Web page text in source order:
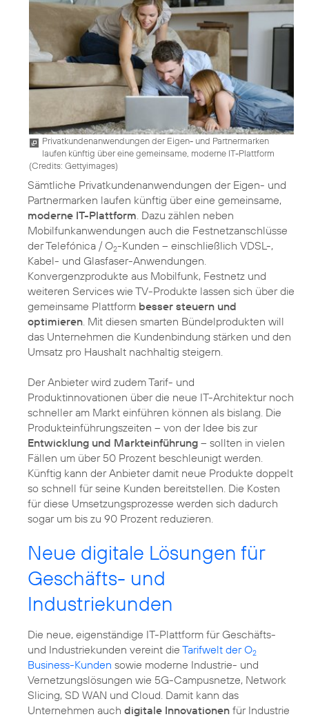
Privatkundenanwendungen der Eigen- und Partnermarken
laufen künftig über eine gemeinsame, moderne IT-Plattform
(Credits: Gettyimages)
Sämtliche Privatkundenanwendungen der Eigen- und
Partnermarken laufen künftig über eine gemeinsame,
moderne IT-Plattform. Dazu zählen neben
Mobilfunkanwendungen auch die Festnetzanschlüsse
der Telefónica / O2-Kunden – einschließlich VDSL-,
Kabel- und Glasfaser-Anwendungen.
Konvergenzprodukte aus Mobilfunk, Festnetz und
weiteren Services wie TV-Produkte lassen sich über die
gemeinsame Plattform besser steuern und
optimieren. Mit diesen smarten Bündelprodukten will
das Unternehmen die Kundenbindung stärken und den
Umsatz pro Haushalt nachhaltig steigern.
Der Anbieter wird zudem Tarif- und
Produktinnovationen über die neue IT-Architektur noch
schneller am Markt einführen können als bislang. Die
Produkteinführungszeiten – von der Idee bis zur
Entwicklung und Markteinführung – sollten in vielen
Fällen um über 50 Prozent beschleunigt werden.
Künftig kann der Anbieter damit neue Produkte doppelt
so schnell für seine Kunden bereitstellen. Die Kosten
für diese Umsetzungsprozesse werden sich dadurch
sogar um bis zu 90 Prozent reduzieren.
Neue digitale Lösungen für
Geschäfts- und
Industriekunden
Die neue, eigenständige IT-Plattform für Geschäfts-
und Industriekunden vereint die Tarifwelt der O2
Business-Kunden sowie moderne Industrie- und
Vernetzungslösungen wie 5G-Campusnetze, Network
Slicing, SD WAN und Cloud. Damit kann das
Unternehmen auch digitale Innovationen für Industrie